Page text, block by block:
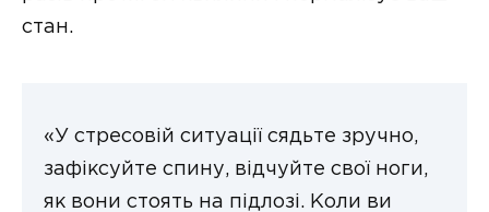
стан.
«У стресовій ситуації сядьте зручно,
зафіксуйте спину, відчуйте свої ноги,
як вони стоять на підлозі. Коли ви